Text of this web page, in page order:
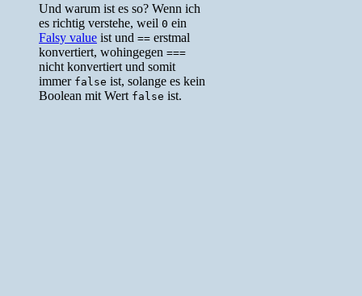
Und warum ist es so? Wenn ich
es richtig verstehe, weil 0 ein
Falsy value ist und == erstmal
konvertiert, wohingegen ===
nicht konvertiert und somit
immer false ist, solange es kein
Boolean mit Wert false ist.